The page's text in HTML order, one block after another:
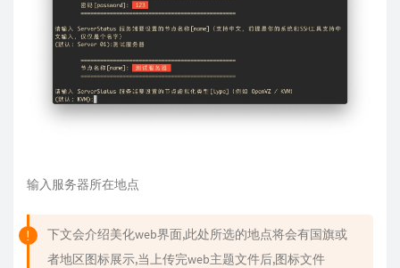
输入服务器所在地点
下文会介绍美化web界面,此处所选的地点将会有国旗或
者地区图标展示,当上传完web主题文件后,图标文件